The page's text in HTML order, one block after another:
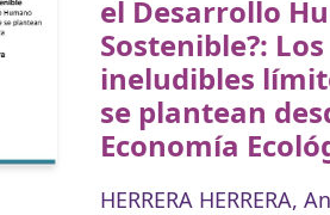
el Desarrollo
Sostenible?: Los
ineludibles
se plantean
Economía
HERRERA HERRERA,